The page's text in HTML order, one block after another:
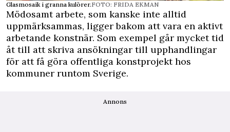
Glasmosaik i granna kulörer.FOTO: FRIDA EKMAN
Mödosamt arbete, som kanske inte alltid
uppmärksammas, ligger bakom att vara en aktivt
arbetande konstnär. Som exempel går mycket tid
åt till att skriva ansökningar till upphandlingar
för att få göra offentliga konstprojekt hos
kommuner runtom Sverige.
Annons